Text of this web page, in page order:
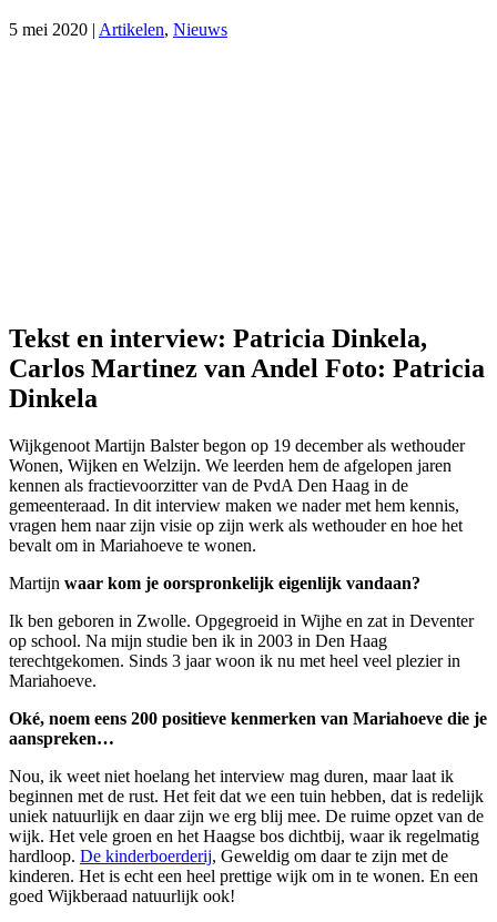
5 mei 2020 | Artikelen, Nieuws
Tekst en interview: Patricia Dinkela,
Carlos Martinez van Andel Foto: Patricia
Dinkela
Wijkgenoot Martijn Balster begon op 19 december als wethouder
Wonen, Wijken en Welzijn. We leerden hem de afgelopen jaren
kennen als fractievoorzitter van de PvdA Den Haag in de
gemeenteraad. In dit interview maken we nader met hem kennis,
vragen hem naar zijn visie op zijn werk als wethouder en hoe het
bevalt om in Mariahoeve te wonen.
Martijn waar kom je oorspronkelijk eigenlijk vandaan?
Ik ben geboren in Zwolle. Opgegroeid in Wijhe en zat in Deventer
op school. Na mijn studie ben ik in 2003 in Den Haag
terechtgekomen. Sinds 3 jaar woon ik nu met heel veel plezier in
Mariahoeve.
Oké, noem eens 200 positieve kenmerken van Mariahoeve die je
aanspreken…
Nou, ik weet niet hoelang het interview mag duren, maar laat ik
beginnen met de rust. Het feit dat we een tuin hebben, dat is redelijk
uniek natuurlijk en daar zijn we erg blij mee. De ruime opzet van de
wijk. Het vele groen en het Haagse bos dichtbij, waar ik regelmatig
hardloop. De kinderboerderij, Geweldig om daar te zijn met de
kinderen. Het is echt een heel prettige wijk om in te wonen. En een
goed Wijkberaad natuurlijk ook!